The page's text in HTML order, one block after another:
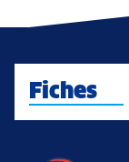
Fiches